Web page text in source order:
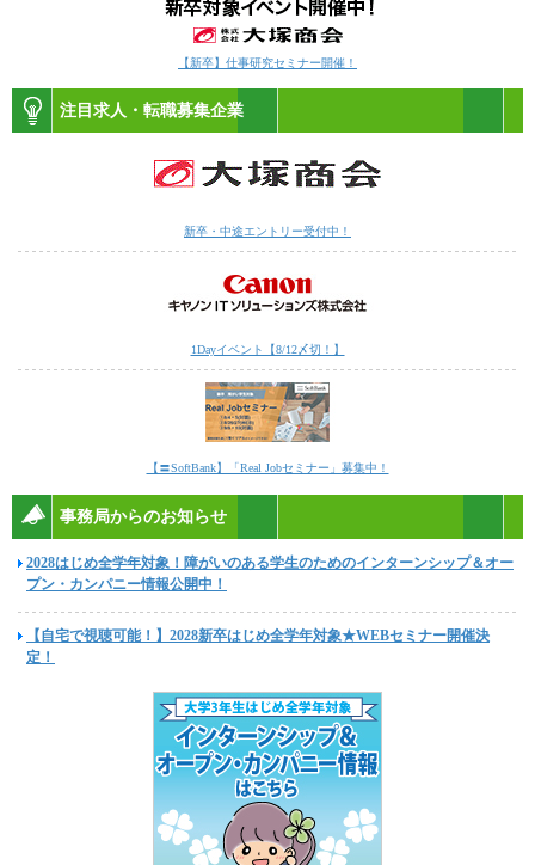
【新卒】仕事研究セミナー開催！
注目求人・転職募集企業
新卒・中途エントリー受付中！
1Dayイベント【8/12〆切！】
【〓SoftBank】「Real Jobセミナー」募集中！
事務局からのお知らせ
2028はじめ全学年対象！障がいのある学生のためのインターンシップ＆オー
プン・カンパニー情報公開中！
【自宅で視聴可能！】2028新卒はじめ全学年対象★WEBセミナー開催決
定！